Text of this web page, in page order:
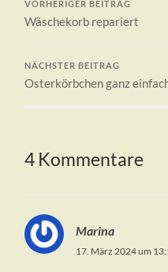
VORHERIGER BEITRAG
Wäschekorb repariert
NÄCHSTER BEITRAG
Osterkörbchen ganz
4 Kommentare
Marina
17. März 2024 um